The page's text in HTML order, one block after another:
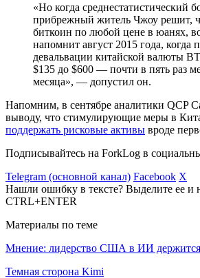
«Но когда среднестатистический
прибрежный житель Чжоу решит,
биткоин по любой цене в юанях,
напомнит август 2015 года, когда
девальвации китайской валюты
$135 до $600 — почти в пять раз
месяца», — допустил он.
Напомним, в сентябре аналитики QCP
выводу, что стимулирующие меры в
поддержать рисковые активы вроде
Подписывайтесь на ForkLog в
Telegram (основной канал) Facebook X
Нашли ошибку в тексте? Выделите ее и
CTRL+ENTER
Материалы по теме
Мнение: лидерство США в ИИ держится
Темная сторона Kimi